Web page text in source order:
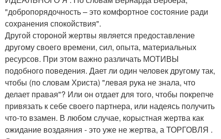
"добропорядочность – это комфортное состояние ради
сохранения спокойствия".
Другой стороной жертвы является предоставление
другому своего времени, сил, опыта, материальных
ресурсов. При этом важно различать МОТИВЫ
подобного поведения. Дает ли один человек другому так,
чтобы (по словам Христа) "левая рука не знала, что
делает правая"? Или он отдает для того, чтобы покрепче
привязать к себе своего партнера, или надеясь получить
что-то взамен. В любом случае, корыстная жертва как
ожидание воздаяния - это уже не жертва, а ТОРГОВЛЯ .